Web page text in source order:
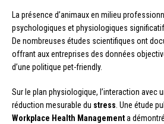
La présence d’animaux en milieu
psychologiques et physiologiques
De nombreuses études scientifiques ont
offrant aux entreprises des données
d’une politique pet-friendly.
Sur le plan physiologique, l’interaction avec
réduction mesurable du stress . Une étude
Workplace Health Managementa